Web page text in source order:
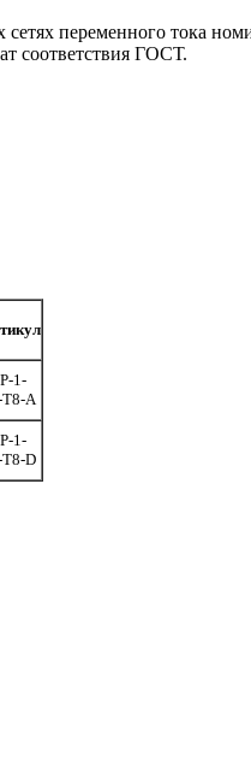
переменного тока
соответствия ГОСТ.
1-
A
1-
D